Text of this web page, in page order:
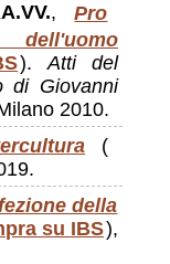
, Pro
). Atti del
di Giovanni
2010.
(
della
),